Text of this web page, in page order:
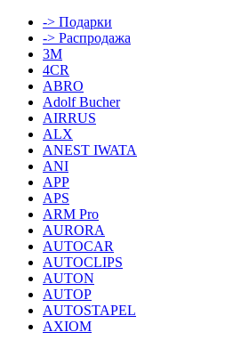
-> Подарки
-> Распродажа
3M
4CR
ABRO
Adolf Bucher
AIRRUS
ALX
ANEST IWATA
ANI
APP
APS
ARM Pro
AURORA
AUTOCAR
AUTOCLIPS
AUTON
AUTOP
AUTOSTAPEL
AXIOM